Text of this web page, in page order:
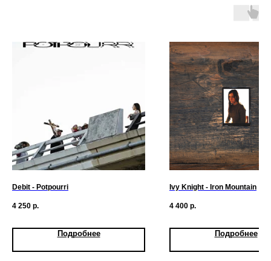
Debit - Potpourri
4 250 р.
Подробнее
Ivy Knight - Iron Mountain
4 400 р.
Подробнее